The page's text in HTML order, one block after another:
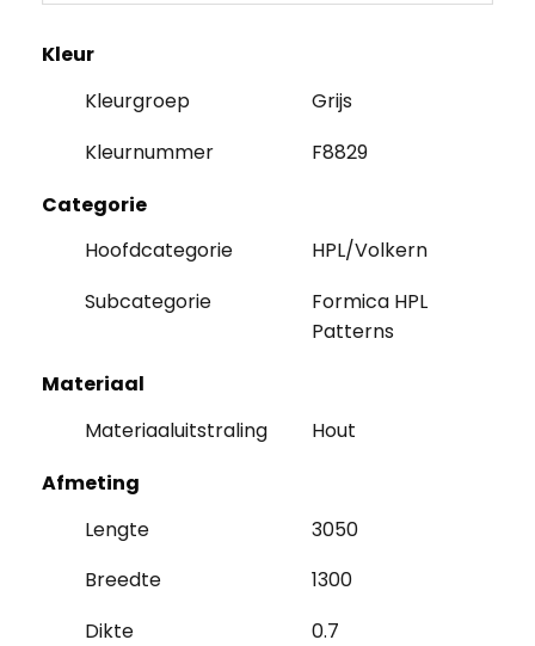
Kleur
Kleurgroep
Grijs
Kleurnummer
F8829
Categorie
Hoofdcategorie
HPL/Volkern
Subcategorie
Formica HPL
Patterns
Materiaal
Materiaaluitstraling
Hout
Afmeting
Lengte
3050
Breedte
1300
Dikte
0.7